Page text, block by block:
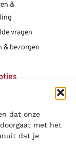
dat onze
met het
dat je
&
vragen
& bezorgen